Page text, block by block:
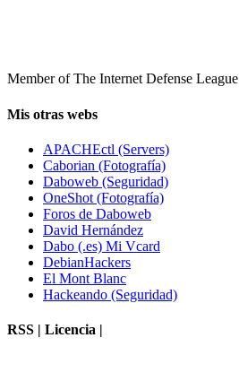
Member of The Internet Defense League
Mis otras webs
APACHEctl (Servers)
Caborian (Fotografía)
Daboweb (Seguridad)
OneShot (Fotografía)
Foros de Daboweb
David Hernández
Dabo (.es) Mi Vcard
DebianHackers
El Mont Blanc
Hackeando (Seguridad)
RSS | Licencia |